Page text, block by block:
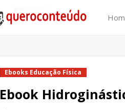
Ebooks Educação Física
Ebook